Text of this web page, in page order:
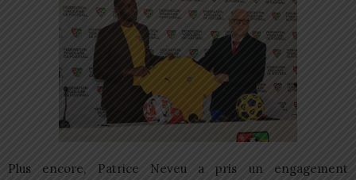
Plus encore, Patrice Neveu a pris un engagement